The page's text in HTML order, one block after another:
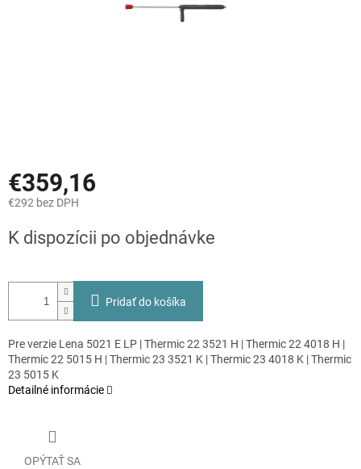
€359,16
€292 bez DPH
cena:
K dispozícii po objednávke
Pridať do košíka
Pre verzie Lena 5021 E LP | Thermic 22 3521 H | Thermic 22 4018 H |
Thermic 22 5015 H | Thermic 23 3521 K | Thermic 23 4018 K | Thermic
23 5015 K
Detailné informácie
OPÝTAŤ SA